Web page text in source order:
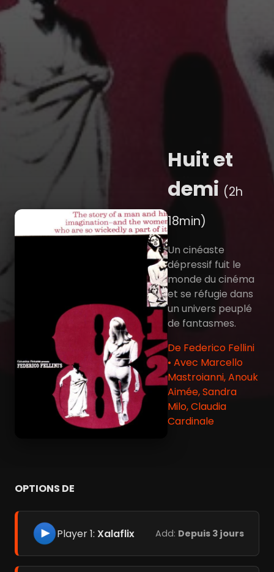
Huit et
demi (2h
18min)
Un cinéaste
dépressif fuit le
monde du cinéma
et se réfugie dans
un univers peuplé
de fantasmes.
De Federico Fellini
• Avec Marcello
Mastroianni, Anouk
Aimée, Sandra
Milo, Claudia
Cardinale
OPTIONS DE
Player 1: Xalaflix Add: Depuis 3 jours